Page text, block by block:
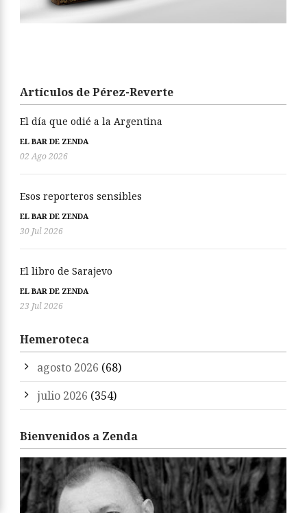
Artículos de Pérez-Reverte
El día que odié a la Argentina
EL BAR DE ZENDA
02 Ago 2026
Esos reporteros sensibles
EL BAR DE ZENDA
30 Jul 2026
El libro de Sarajevo
EL BAR DE ZENDA
23 Jul 2026
Hemeroteca
agosto 2026 (68)
julio 2026 (354)
Bienvenidos a Zenda